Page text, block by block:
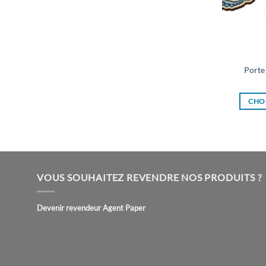
VOUS SOUHAITEZ REVENDRE NOS PRODUITS ?
Devenir revendeur Agent Paper